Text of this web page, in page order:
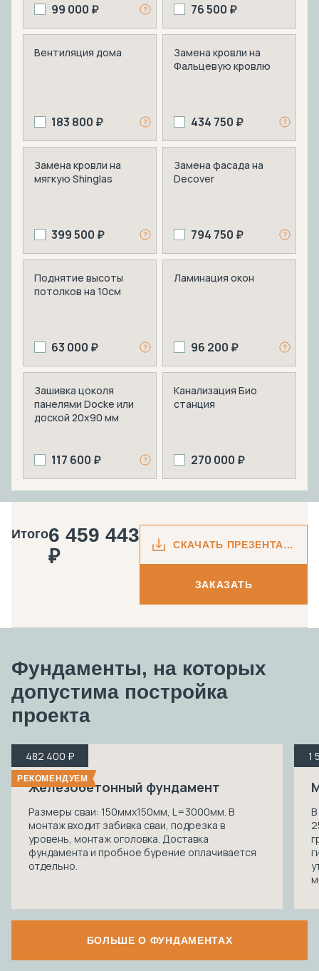
99 000 ₽ 76 500 ₽
Вентиляция дома
183 800 ₽
Замена кровли на
Фальцевую кровлю
434 750 ₽
Замена кровли на
мягкую Shinglas
399 500 ₽
Замена фасада на
Decover
794 750 ₽
Поднятие высоты
потолков на 10см
63 000 ₽
Ламинация окон
96 200 ₽
Зашивка цоколя
панелями Docke или
доской 20х90 мм
117 600 ₽
Канализация Био
станция
270 000 ₽
Итого6 459 443
₽
СКАЧАТЬ ПРЕЗЕНТАЦИЮ
ЗАКАЗАТЬ
Фундаменты, на которых
допустима постройка
проекта
Железобетонный фундамент
Размеры сваи: 150ммх150мм, L=3000мм. В
монтаж входит забивка сваи, подрезка в
уровень, монтаж оголовка. Доставка
фундамента и пробное бурение оплачивается
отдельно.
482 400 ₽
РЕКОМЕНДУЕМ
1
БОЛЬШЕ О ФУНДАМЕНТАХ